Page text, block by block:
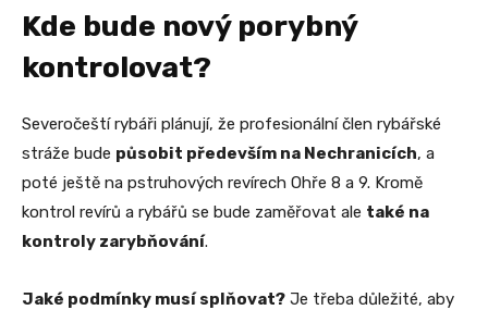
Kde bude nový porybný
kontrolovat?
Severočeští rybáři plánují, že profesionální člen rybářské
stráže bude působit především na Nechranicích, a
poté ještě na pstruhových revírech Ohře 8 a 9. Kromě
kontrol revírů a rybářů se bude zaměřovat ale také na
kontroly zarybňování.
Jaké podmínky musí splňovat? Je třeba důležité, aby